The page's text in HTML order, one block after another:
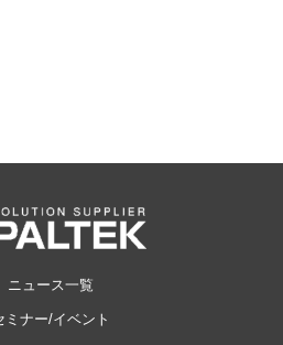
ニュース一覧
ミナー/イベント